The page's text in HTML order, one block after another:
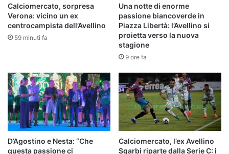
Calciomercato, sorpresa
Verona: vicino un ex
centrocampista dell’Avellino
59 minuti fa
Una notte di enorme
passione biancoverde in
Piazza Libertà: l’Avellino si
proietta verso la nuova
stagione
9 ore fa
D’Agostino e Nesta: “Che
questa passione ci
Calciomercato, l’ex Avellino
Sgarbi riparte dalla Serie C: i